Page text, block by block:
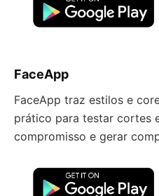
FaceApp
FaceApp traz estilos e
prático para testar cortes
compromisso e gerar